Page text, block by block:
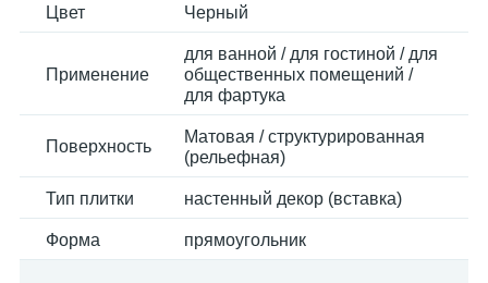
Цвет Черный
Применение
для ванной / для гостиной / для
общественных помещений /
для фартука
Поверхность
Матовая / структурированная
(рельефная)
Тип плитки настенный декор (вставка)
Форма прямоугольник